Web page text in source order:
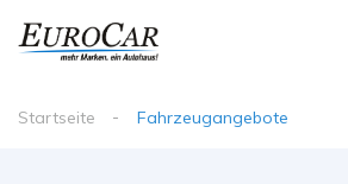
Startseite Fahrzeugangebote